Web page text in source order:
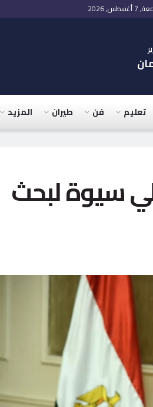
2026
تعليم فن طيران المزيد
سيوة لبحث